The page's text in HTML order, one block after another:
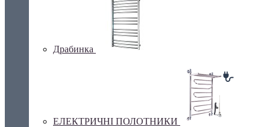
Драбинка
ЕЛЕКТРИЧНІ ПОЛОТНИКИ